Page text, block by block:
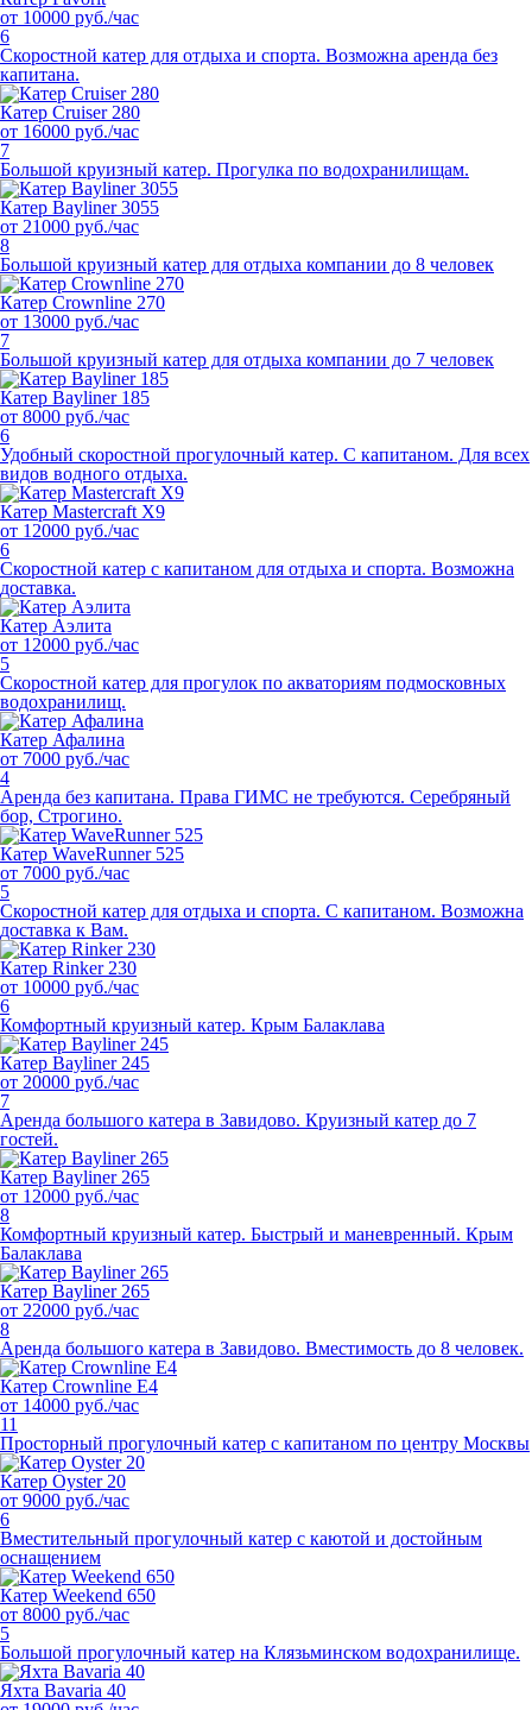
от 10000 руб./час
6
Скоростной катер для отдыха и спорта. Возможна аренда без
капитана.
Катер Cruiser 280
от 16000 руб./час
7
Большой круизный катер. Прогулка по водохранилищам.
Катер Bayliner 3055
от 21000 руб./час
8
Большой круизный катер для отдыха компании до 8 человек
Катер Crownline 270
от 13000 руб./час
7
Большой круизный катер для отдыха компании до 7 человек
Катер Bayliner 185
от 8000 руб./час
6
Удобный скоростной прогулочный катер. С капитаном. Для всех
видов водного отдыха.
Катер Mastercraft X9
от 12000 руб./час
6
Скоростной катер с капитаном для отдыха и спорта. Возможна
доставка.
Катер Аэлита
от 12000 руб./час
5
Скоростной катер для прогулок по акваториям подмосковных
водохранилищ.
Катер Афалина
от 7000 руб./час
4
Аренда без капитана. Права ГИМС не требуются. Серебряный
бор, Строгино.
Катер WaveRunner 525
от 7000 руб./час
5
Скоростной катер для отдыха и спорта. С капитаном. Возможна
доставка к Вам.
Катер Rinker 230
от 10000 руб./час
6
Комфортный круизный катер. Крым Балаклава
Катер Bayliner 245
от 20000 руб./час
7
Аренда большого катера в Завидово. Круизный катер до 7
гостей.
Катер Bayliner 265
от 12000 руб./час
8
Комфортный круизный катер. Быстрый и маневренный. Крым
Балаклава
Катер Bayliner 265
от 22000 руб./час
8
Аренда большого катера в Завидово. Вместимость до 8 человек.
Катер Crownline E4
от 14000 руб./час
11
Просторный прогулочный катер с капитаном по центру Москвы
Катер Oyster 20
от 9000 руб./час
6
Вместительный прогулочный катер с каютой и достойным
оснащением
Катер Weekend 650
от 8000 руб./час
5
Большой прогулочный катер на Клязьминском водохранилище.
Яхта Bavaria 40